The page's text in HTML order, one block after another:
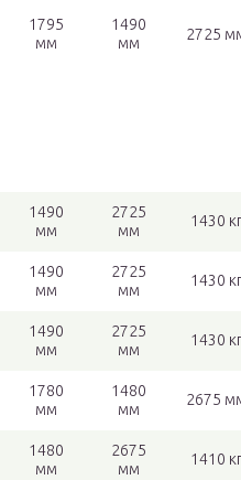
1795
мм
1490
мм
2725
1490
мм
2725
мм
1430 кг
1490
мм
2725
мм
1430 кг
1490
мм
2725
мм
1430 кг
1780
мм
1480
мм
2675
1480
мм
2675
мм
1410 кг